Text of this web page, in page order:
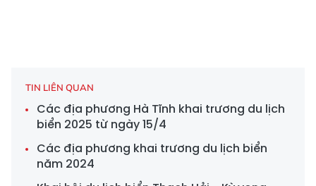
TIN LIÊN QUAN
Các địa phương Hà Tĩnh khai trương du lịch
biển 2025 từ ngày 15/4
Các địa phương khai trương du lịch biển
năm 2024